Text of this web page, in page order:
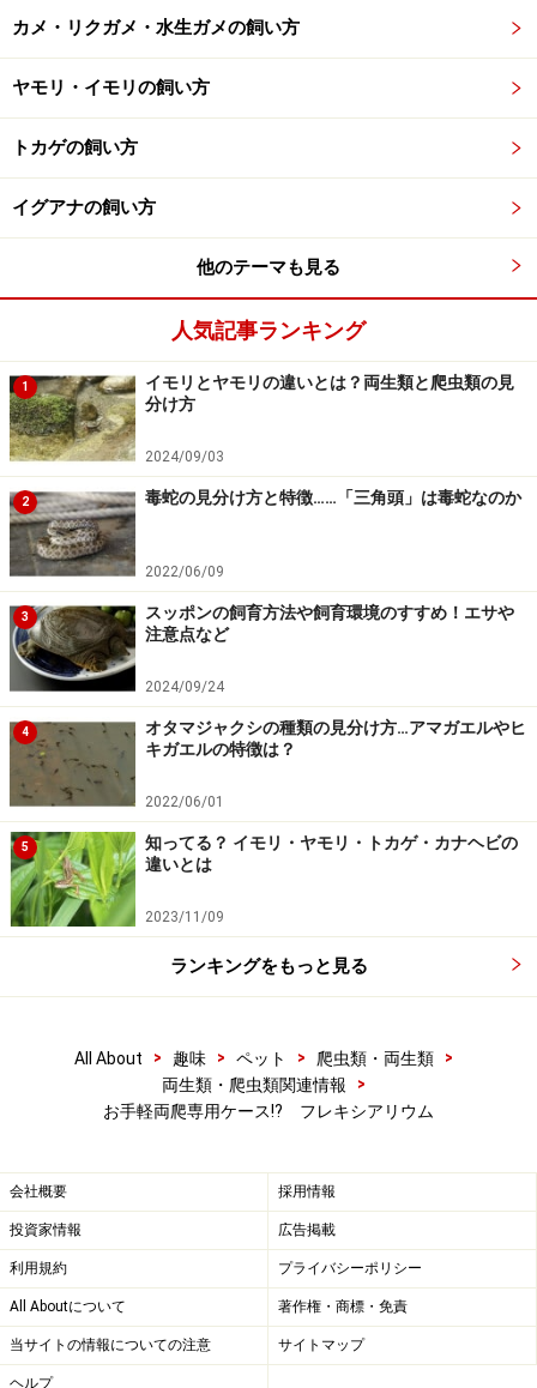
カメ・リクガメ・水生ガメの飼い方
ヤモリ・イモリの飼い方
トカゲの飼い方
イグアナの飼い方
他のテーマも見る
人気記事ランキング
1
イモリとヤモリの違いとは？両生類と爬虫類の見
分け方
2024/09/03
2 毒蛇の見分け方と特徴……「三角頭」は毒蛇なのか
2022/06/09
3
スッポンの飼育方法や飼育環境のすすめ！エサや
注意点など
2024/09/24
4
オタマジャクシの種類の見分け方…アマガエルやヒ
キガエルの特徴は？
2022/06/01
5
知ってる？ イモリ・ヤモリ・トカゲ・カナヘビの
違いとは
2023/11/09
ランキングをもっと見る
All About > 趣味 > ペット > 爬虫類・両生類
>
両生類・爬虫類関連情報
>
お手軽両爬専用ケース!? フレキシアリウム
会社概要 採用情報
投資家情報 広告掲載
利用規約 プライバシーポリシー
All Aboutについて 著作権・商標・免責
当サイトの情報についての注意 サイトマップ
ヘルプ